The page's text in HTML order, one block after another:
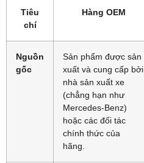
Tiêu
chí
Hàng OEM
Nguồn
gốc
Sản phẩm được sản
xuất và cung cấp bởi
nhà sản xuất xe
(chẳng hạn như
Mercedes-Benz)
hoặc các đối tác
chính thức của
hãng.